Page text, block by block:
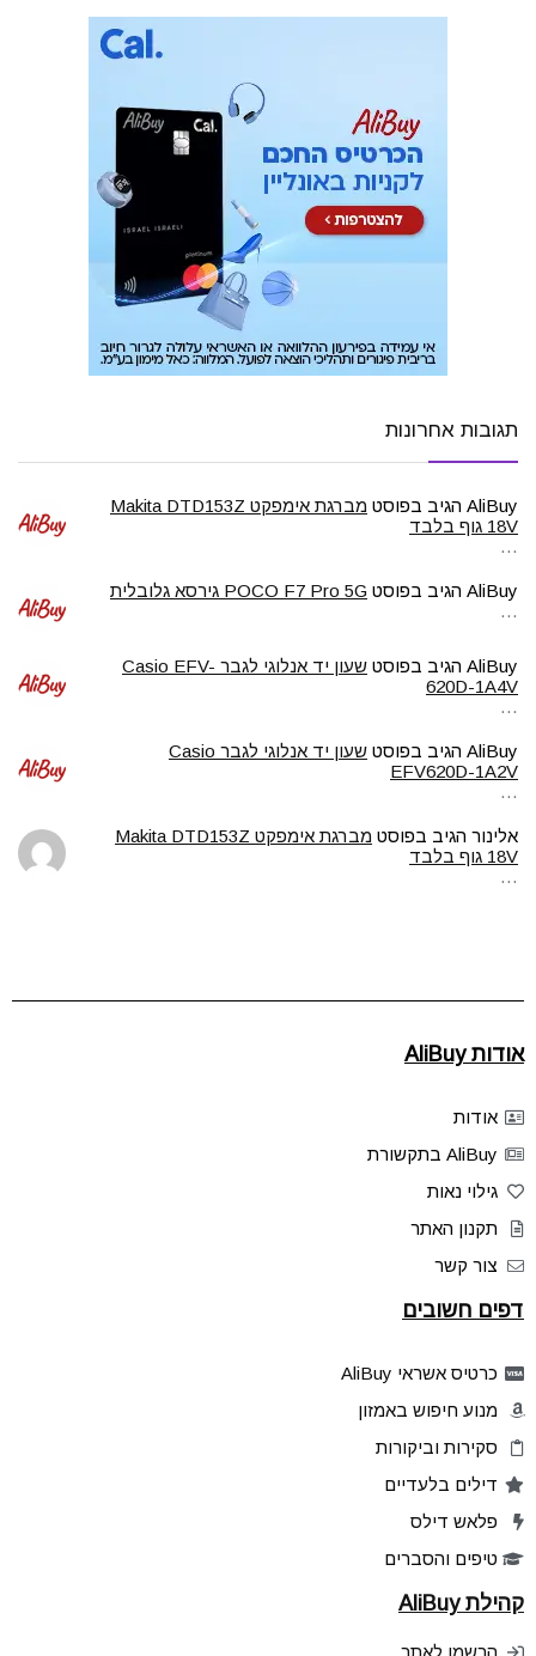
תגובות אחרונות
AliBuy הגיב בפוסט
מברגת אימפקט Makita DTD153Z
18V גוף בלבד
…
AliBuy הגיב בפוסט POCO F7 Pro 5G גירסא גלובלית
…
AliBuy הגיב בפוסט
שעון יד אנלוגי לגבר Casio EFV-
620D-1A4V
…
AliBuy הגיב בפוסט
שעון יד אנלוגי לגבר Casio
EFV620D-1A2V
…
אלינור הגיב בפוסט
מברגת אימפקט Makita DTD153Z
18V גוף בלבד
…
אודות AliBuy
אודות
AliBuy בתקשורת
גילוי נאות
תקנון האתר
צור קשר
דפים חשובים
כרטיס אשראי AliBuy
מנוע חיפוש באמזון
סקירות וביקורות
דילים בלעדיים
פלאש דילס
טיפים והסברים
קהילת AliBuy
הרשמו לאתר